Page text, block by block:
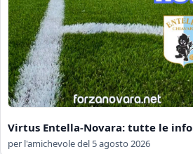
Virtus Entella-Novara: tutte le info
per l'amichevole del 5 agosto 2026